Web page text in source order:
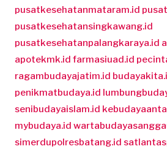
pusatkesehatanmataram.id
pusatkesehatansingkawang.id
pusatkesehatanpalangkaraya.id
apotekmk.id farmasiuad.id
ragambudayajatim.id
penikmatbudaya.id
senibudayaislam.id
mybudaya.id
simerdupolresbatang.id